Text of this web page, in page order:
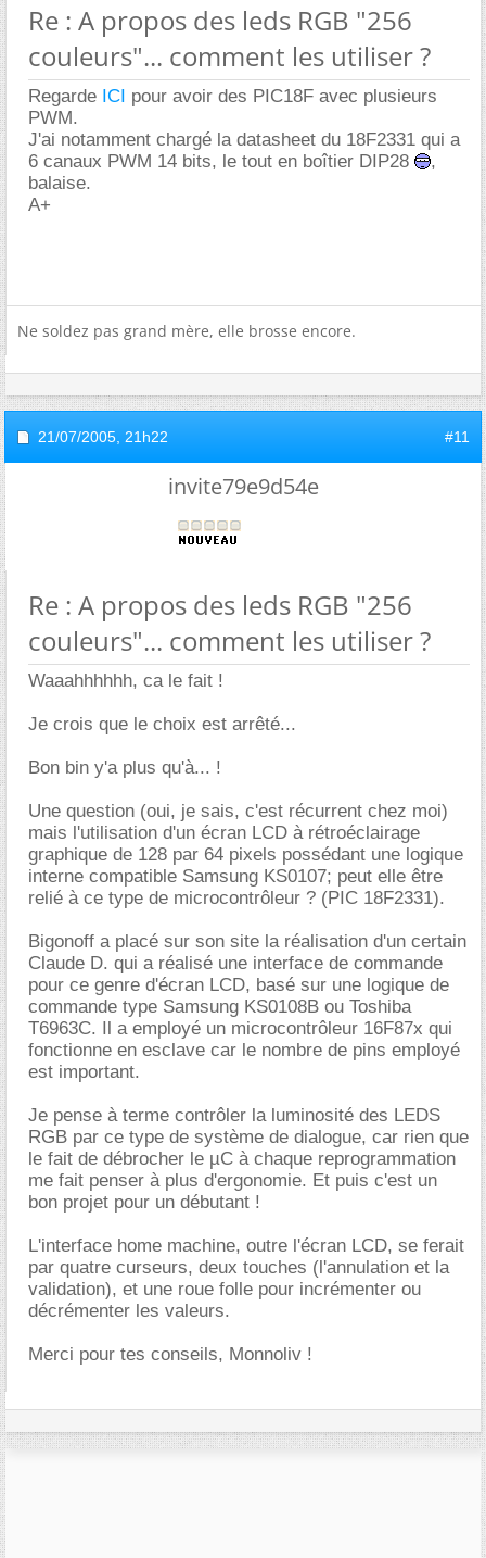
Re : A propos des leds RGB "256
couleurs"... comment les utiliser ?
Regarde ICI pour avoir des PIC18F avec plusieurs
PWM.
J'ai notamment chargé la datasheet du 18F2331 qui a
6 canaux PWM 14 bits, le tout en boîtier DIP28
,
balaise.
A+
Ne soldez pas grand mère, elle brosse encore.
21/07/2005, 21h22 #11
invite79e9d54e
Re : A propos des leds RGB "256
couleurs"... comment les utiliser ?
Waaahhhhhh, ca le fait !
Je crois que le choix est arrêté...
Bon bin y'a plus qu'à... !
Une question (oui, je sais, c'est récurrent chez moi)
mais l'utilisation d'un écran LCD à rétroéclairage
graphique de 128 par 64 pixels possédant une logique
interne compatible Samsung KS0107; peut elle être
relié à ce type de microcontrôleur ? (PIC 18F2331).
Bigonoff a placé sur son site la réalisation d'un certain
Claude D. qui a réalisé une interface de commande
pour ce genre d'écran LCD, basé sur une logique de
commande type Samsung KS0108B ou Toshiba
T6963C. Il a employé un microcontrôleur 16F87x qui
fonctionne en esclave car le nombre de pins employé
est important.
Je pense à terme contrôler la luminosité des LEDS
RGB par ce type de système de dialogue, car rien que
le fait de débrocher le µC à chaque reprogrammation
me fait penser à plus d'ergonomie. Et puis c'est un
bon projet pour un débutant !
L'interface home machine, outre l'écran LCD, se ferait
par quatre curseurs, deux touches (l'annulation et la
validation), et une roue folle pour incrémenter ou
décrémenter les valeurs.
Merci pour tes conseils, Monnoliv !